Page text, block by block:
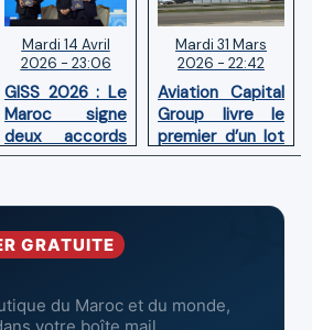
Mardi 14 Avril
2026 - 23:06
GISS 2026 : Le
Maroc signe
deux accords
avec l'OACI
la surveillance
aériennes.
Mardi 31 Mars
2026 - 22:42
Aviation Capital
Group livre le
premier d’un lot
de six Boeing
neufs à Royal Air
GRATUITE
du Maroc et du monde,
votre boîte mail.